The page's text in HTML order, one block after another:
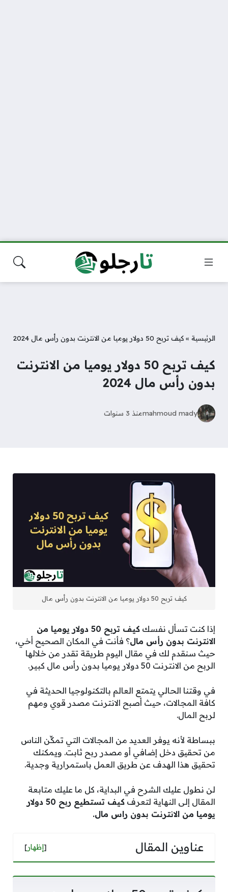
الرئيسية » كيف تربح 50 دولار يوميا من الانترنت بدون رأس مال 2024
كيف تربح 50 دولار يوميا من الانترنت
بدون رأس مال 2024
mahmoud madyمنذ 3 سنوات
كيف تربح 50 دولار يوميا من الانترنت بدون رأس مال
إذا كنت تسأل نفسك
كيف تربح 50 دولار يوميا من
الانترنت بدون رأس مال؟ فأنت في المكان الصحيح أخي،
حيث سنقدم لك في مقال اليوم طريقة تقدر من خلالها
الربح من الانترنت 50 دولار يوميا بدون رأس مال كبير.
في وقتنا الحالي يتمتع العالم بالتكنولوجيا الحديثة في
كافة المجالات، حيث أصبح الانترنت مصدر قوي ومهم
لربح المال.
ببساطة لأنه يوفر العديد من المجالات التي تمكِّن الناس
من تحقيق دخل إضافي أو مصدر ربح ثابت. ويمكنك
تحقيق هذا الهدف عن طريق العمل باستمرارية وجدية.
لن نطول عليك الشرح في البداية، كل ما عليك متابعة
المقال إلى النهاية لتعرف
كيف تستطيع ربح 50 دولار
يوميا من الانترنت بدون راس مال.
عناوين المقال [إظهار]